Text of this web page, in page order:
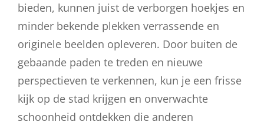
bieden, kunnen juist de verborgen hoekjes en
minder bekende plekken verrassende en
originele beelden opleveren. Door buiten de
gebaande paden te treden en nieuwe
perspectieven te verkennen, kun je een frisse
kijk op de stad krijgen en onverwachte
schoonheid ontdekken die anderen